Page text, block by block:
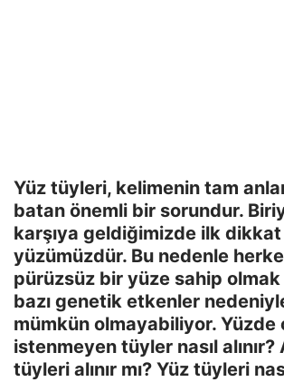
Yüz tüyleri, kelimenin tam
batan önemli bir sorundur.
karşıya geldiğimizde ilk
yüzümüzdür. Bu nedenle
pürüzsüz bir yüze sahip
bazı genetik etkenler
mümkün olmayabiliyor. Yüzde
istenmeyen tüyler nasıl
tüyleri alınır mı? Yüz tüyleri